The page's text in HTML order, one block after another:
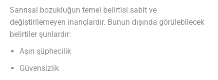
Sanrısal bozukluğun temel belirtisi sabit ve
değiştirilemeyen inançlardır. Bunun dışında görülebilecek
belirtiler şunlardır:
Aşırı şüphecilik
Güvensizlik